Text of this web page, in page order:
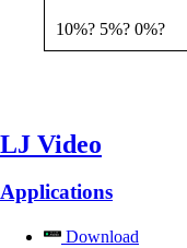
10%? 5%? 0%?
LJ Video
Applications
Download